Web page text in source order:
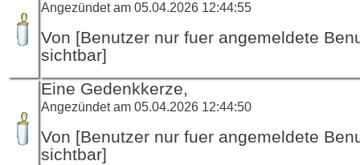
Angezündet am 05.04.2026 12:44:55
Von [Benutzer nur fuer angemeldete
sichtbar]
Eine Gedenkkerze,
Angezündet am 05.04.2026 12:44:50
Von [Benutzer nur fuer angemeldete
sichtbar]